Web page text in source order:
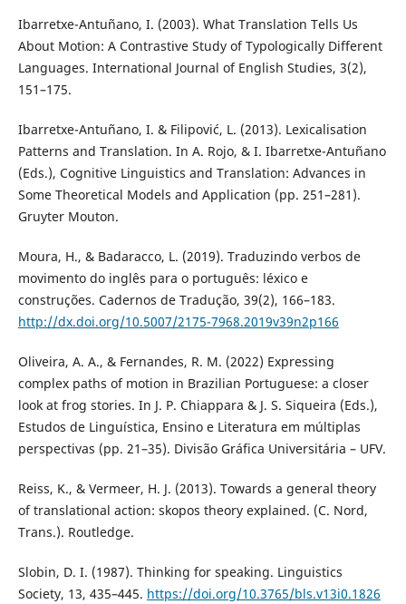
Ibarretxe-Antuñano, I. (2003). What Translation Tells Us
About Motion: A Contrastive Study of Typologically Different
Languages. International Journal of English Studies, 3(2),
151–175.
Ibarretxe-Antuñano, I. & Filipović, L. (2013). Lexicalisation
Patterns and Translation. In A. Rojo, & I. Ibarretxe-Antuñano
(Eds.), Cognitive Linguistics and Translation: Advances in
Some Theoretical Models and Application (pp. 251–281).
Gruyter Mouton.
Moura, H., & Badaracco, L. (2019). Traduzindo verbos de
movimento do inglês para o português: léxico e
construções. Cadernos de Tradução, 39(2), 166–183.
http://dx.doi.org/10.5007/2175-7968.2019v39n2p166
Oliveira, A. A., & Fernandes, R. M. (2022) Expressing
complex paths of motion in Brazilian Portuguese: a closer
look at frog stories. In J. P. Chiappara & J. S. Siqueira (Eds.),
Estudos de Linguística, Ensino e Literatura em múltiplas
perspectivas (pp. 21–35). Divisão Gráfica Universitária – UFV.
Reiss, K., & Vermeer, H. J. (2013). Towards a general theory
of translational action: skopos theory explained. (C. Nord,
Trans.). Routledge.
Slobin, D. I. (1987). Thinking for speaking. Linguistics
Society, 13, 435–445. https://doi.org/10.3765/bls.v13i0.1826